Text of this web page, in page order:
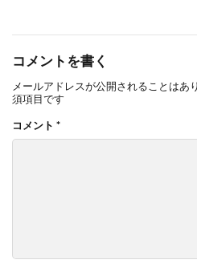
コメントを書く
メールアドレスが公開されることはあ
須項目です
コメント *